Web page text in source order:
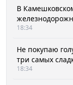
В
18:34
Не покупаю
три самых
18:34